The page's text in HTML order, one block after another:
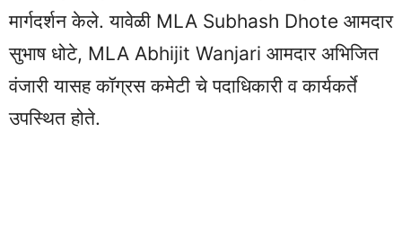
मार्गदर्शन केले. यावेळी MLA Subhash Dhote आमदार
सुभाष धोटे, MLA Abhijit Wanjari आमदार अभिजित
वंजारी यासह कॉग्रस कमेटी चे पदाधिकारी व कार्यकर्ते
उपस्थित होते.